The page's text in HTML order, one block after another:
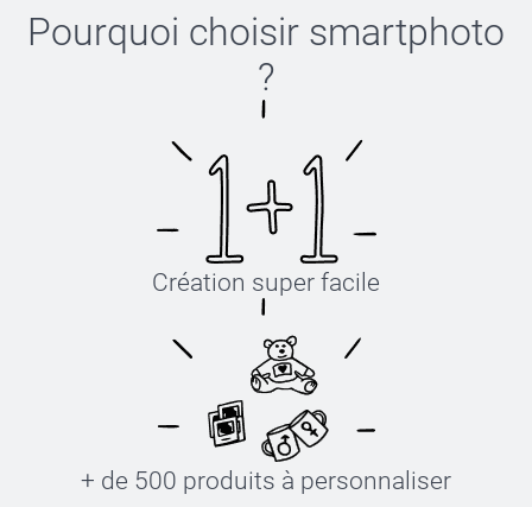
Pourquoi choisir smartphoto
?
Création super facile
+ de 500 produits à personnaliser